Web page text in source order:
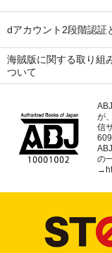
dアカウント2段階認証
海賊版に関する取り組
ついて
が
信
の
→